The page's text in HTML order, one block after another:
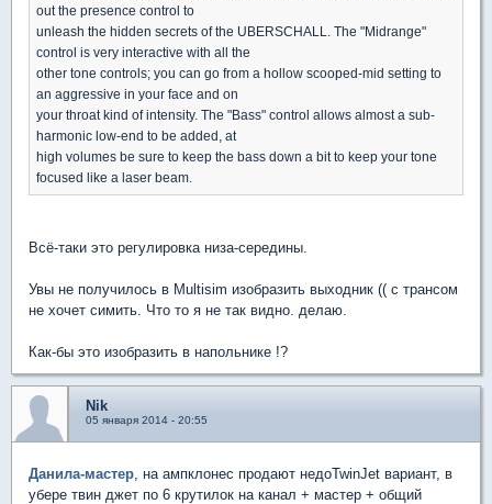
out the presence control to
unleash the hidden secrets of the UBERSCHALL. The "Midrange"
control is very interactive with all the
other tone controls; you can go from a hollow scooped-mid setting to
an aggressive in your face and on
your throat kind of intensity. The "Bass" control allows almost a sub-
harmonic low-end to be added, at
high volumes be sure to keep the bass down a bit to keep your tone
focused like a laser beam.
Всё-таки это регулировка низа-середины.
Увы не получилось в Multisim изобразить выходник (( с трансом
не хочет симить. Что то я не так видно. делаю.
Как-бы это изобразить в напольнике !?
Nik
05 января 2014 - 20:55
Данила-мастер , на ампклонес продают недоTwinJet вариант, в
убере твин джет по 6 крутилок на канал + мастер + общий